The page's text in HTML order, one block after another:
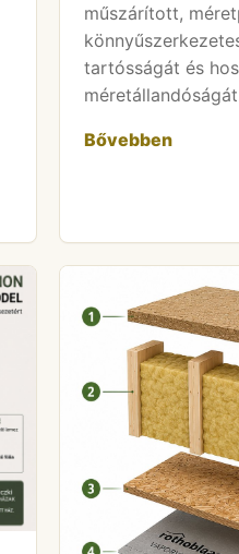
műszárított,
tartósságát és
Bővebben